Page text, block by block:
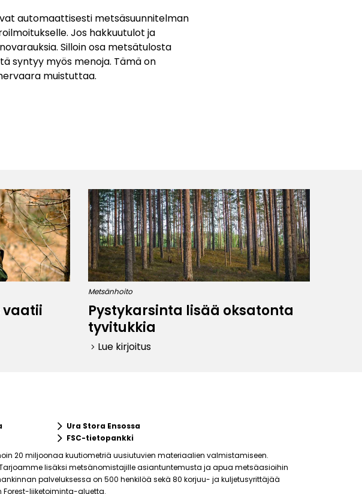
automaattisesti metsäsuunnitelman
Jos hakkuutulot ja
Silloin osa metsätulosta
syntyy myös menoja. Tämä on
muistuttaa.
vaatii
Metsänhoito
Pystykarsinta lisää oksatonta
tyvitukkia
keyboard_arrow_right Lue kirjoitus
keyboard_arrow_rightUra Stora Ensossa
keyboard_arrow_rightFSC-tietopankki
20 miljoonaa kuutiometriä uusiutuvien materiaalien valmistamiseen.
lisäksi metsänomistajille asiantuntemusta ja apua metsäasioihin
palveluksessa on 500 henkilöä sekä 80 korjuu- ja kuljetusyrittäjää
Forest-liiketoiminta-aluetta.